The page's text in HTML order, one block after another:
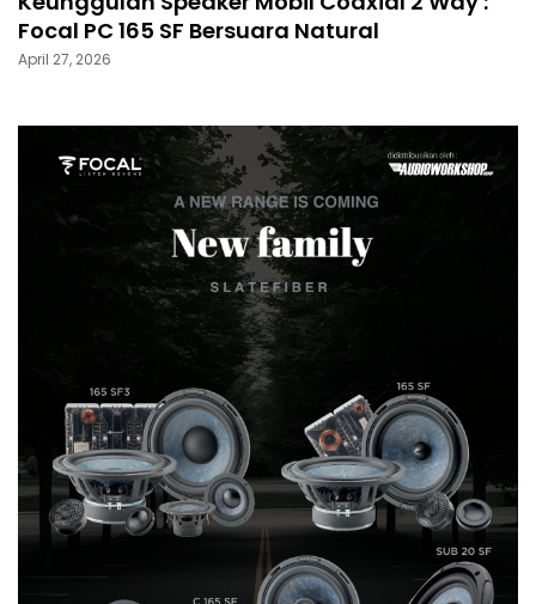
Focal PC 165 SF Bersuara Natural
April 27, 2026